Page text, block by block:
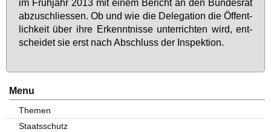
im Früh­jahr 2013 mit ei­nem Be­richt an den Bun­des­rat
ab­zu­schlies­sen. Ob und wie die De­le­ga­ti­on die Öf­fent­
lich­keit über ih­re Er­kennt­nis­se un­ter­rich­ten wird, ent­
schei­det sie erst nach Ab­schluss der In­spek­ti­on.
Menu
Themen
Staatsschutz